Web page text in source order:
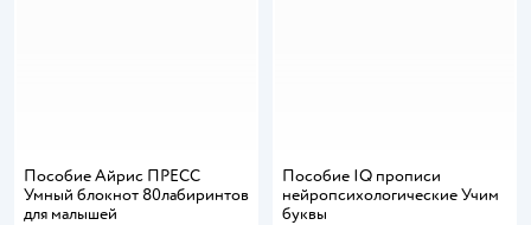
Пособие Айрис ПРЕСС
Умный блокнот 80лабиринтов
для малышей
Пособие IQ прописи
нейропсихологические Учим
буквы